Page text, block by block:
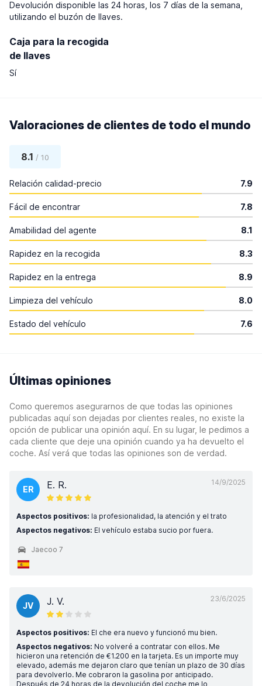
Devolución disponible las 24 horas, los 7 días de la semana,
utilizando el buzón de llaves.
Caja para la recogida
de llaves
Sí
Valoraciones de clientes de todo el mundo
8.1 / 10
Relación calidad-precio 7.9
Fácil de encontrar 7.8
Amabilidad del agente 8.1
Rapidez en la recogida 8.3
Rapidez en la entrega 8.9
Limpieza del vehículo 8.0
Estado del vehículo 7.6
Últimas opiniones
Como queremos asegurarnos de que todas las opiniones
publicadas aquí son dejadas por clientes reales, no existe la
opción de publicar una opinión aquí. En su lugar, le pedimos a
cada cliente que deje una opinión cuando ya ha devuelto el
coche. Así verá que todas las opiniones son de verdad.
14/9/2025
ER E. R.
Aspectos positivos: la profesionalidad, la atención y el trato
Aspectos negativos: El vehículo estaba sucio por fuera.
Jaecoo 7
23/6/2025
JV J. V.
Aspectos positivos: El che era nuevo y funcionó mu bien.
Aspectos negativos: No volveré a contratar con ellos. Me
hicieron una retención de €1.200 en la tarjeta. Es un importe muy
elevado, además me dejaron claro que tenían un plazo de 30 días
para devolverlo. Me cobraron la gasolina por anticipado.
Después de 24 horas de la devolución del coche me lo